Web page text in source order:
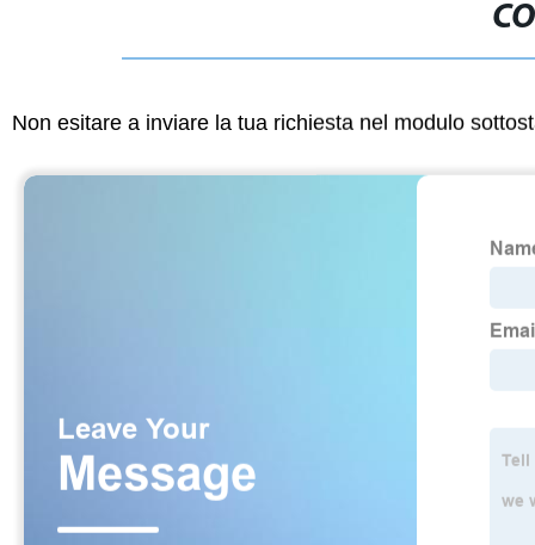
Non esitare a inviare la tua richiesta nel modulo